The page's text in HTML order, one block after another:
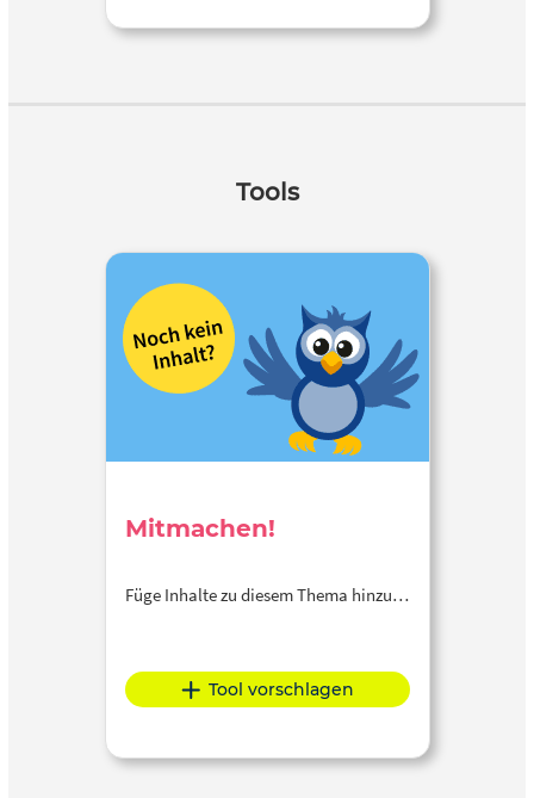
Tools
Mitmachen!
Füge Inhalte zu diesem Thema hinzu…
Tool vorschlagen